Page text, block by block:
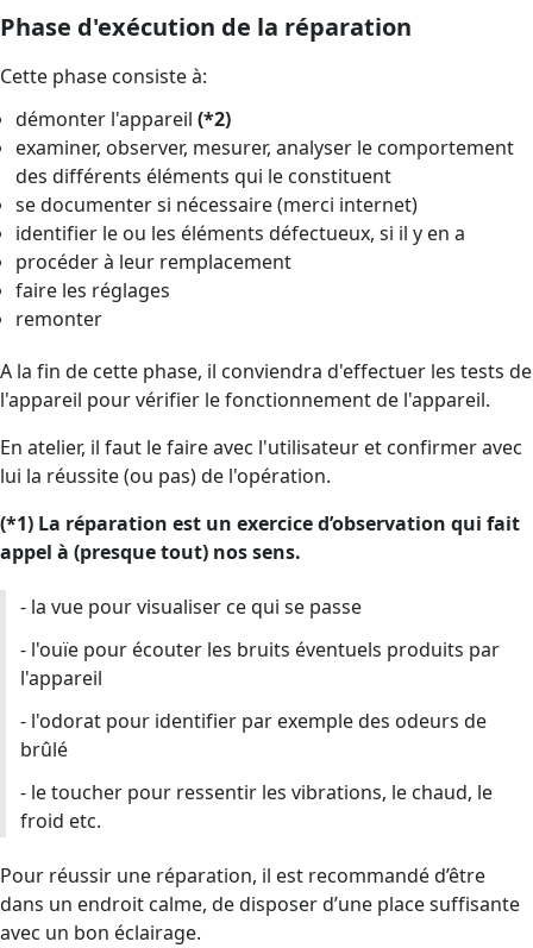
Phase d'exécution de la réparation
Cette phase consiste à:
démonter l'appareil(*2)
examiner, observer, mesurer, analyser le comportement
des différents éléments qui le constituent
se documenter si nécessaire (merci internet)
identifier le ou les éléments défectueux, si il y en a
procéder à leur remplacement
faire les réglages
remonter
A la fin de cette phase, il conviendra d'effectuer les tests de
l'appareil pour vérifier le fonctionnement de l'appareil.
En atelier, il faut le faire avec l'utilisateur et confirmer avec
lui la réussite (ou pas) de l'opération.
(*1) La réparation est un exercice d’observation qui fait
appel à (presque tout) nos sens.
- la vue pour visualiser ce qui se passe
- l'ouïe pour écouter les bruits éventuels produits par
l'appareil
- l'odorat pour identifier par exemple des odeurs de
brûlé
- le toucher pour ressentir les vibrations, le chaud, le
froid etc.
Pour réussir une réparation, il est recommandé d’être
dans un endroit calme, de disposer d’une place suffisante
avec un bon éclairage.